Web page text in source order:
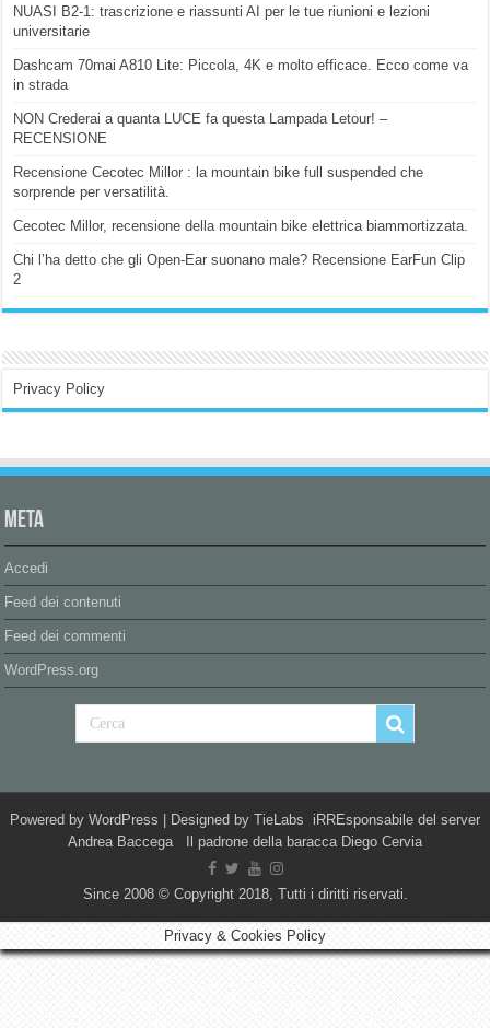
NUASI B2-1: trascrizione e riassunti AI per le tue riunioni e lezioni
universitarie
Dashcam 70mai A810 Lite: Piccola, 4K e molto efficace. Ecco come va
in strada
NON Crederai a quanta LUCE fa questa Lampada Letour! –
RECENSIONE
Recensione Cecotec Millor : la mountain bike full suspended che
sorprende per versatilità.
Cecotec Millor, recensione della mountain bike elettrica biammortizzata.
Chi l’ha detto che gli Open-Ear suonano male? Recensione EarFun Clip
2
Privacy Policy
Meta
Accedi
Feed dei contenuti
Feed dei commenti
WordPress.org
Powered by WordPress | Designed by TieLabs iRREsponsabile del server
Andrea Baccega Il padrone della baracca Diego Cervia
Since 2008 © Copyright 2018, Tutti i diritti riservati.
Privacy & Cookies Policy